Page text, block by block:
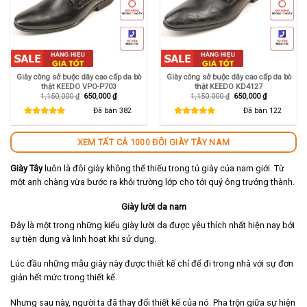
Giày công sở buộc dây cao cấp da bò
thật KEEDO VPO-P703
1,150,000₫ Giá
1,150,000 ₫.
650,000₫Giá
hiện
tại
là:
650,000 ₫.
Đã bán 382
Giày công sở buộc dây cao cấp da bò
thật KEEDO KD4127
1,150,000₫ Giá
1,150,000 ₫.
650,000₫Giá
hiện
tại
là:
650,000 ₫.
Đã bán 122
XEM TẤT CẢ 1000 ĐÔI GIÀY TÂY NAM
Giày Tâyluôn là đôi giày không thể thiếu trong tủ giày của nam giới. Từ
một anh chàng vừa bước ra khỏi trường lớp cho tới quý ông trưởng thành.
Giày lười da nam
Đây là một trong những kiểu giày lười da được yêu thích nhất hiện nay bởi
sự tiện dụng và linh hoạt khi sử dụng.
Lúc đầu những mẫu giày này được thiết kế chỉ để đi trong nhà với sự đơn
giản hết mức trong thiết kế.
Nhưng sau này, người ta đã thay đổi thiết kế của nó. Pha trộn giữa sự hiện